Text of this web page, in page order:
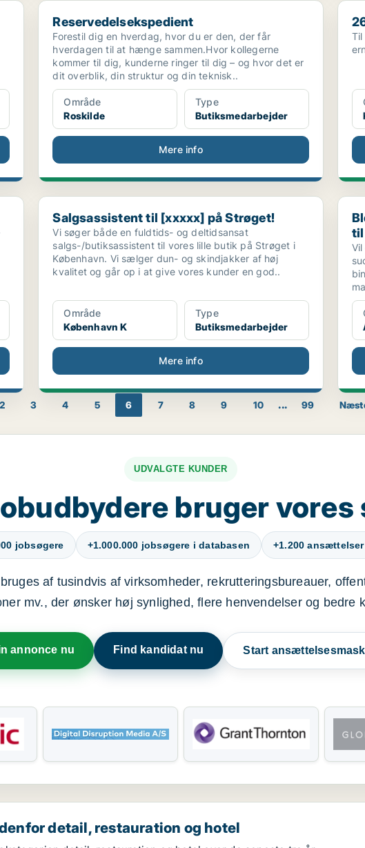
Reservedelsekspedient
Reservedelsekspedient
Forestil dig en hverdag, hvor du er den, der får
hverdagen til at hænge sammen.Hvor kollegerne
kommer til dig, kunderne ringer til dig – og hvor det er
dit overblik, din struktur og din teknisk..
Område
Roskilde
Type
Butiksmedarbejder
Mere info
Salgsassistent til [xxxxx] på Strøget!
Salgsassistent til [xxxxx] på Strøget!
Vi søger både en fuldtids- og deltidsansat
salgs-/butiksassistent til vores lille butik på Strøget i
København. Vi sælger dun- og skindjakker af høj
kvalitet og går op i at give vores kunder en god..
Område
København K
Type
Butiksmedarbejder
Mere info
til
2 3 4 5 6 7 8 9 10 ... 99
UDVALGTE KUNDER
bruger vores
jobsøgere +1.000.000 jobsøgere i databasen +1.200
af tusindvis af virksomheder, rekrutteringsbureauer,
mv., der ønsker høj synlighed, flere henvendelser og bedre
annonce nu Find kandidat nu Start
detail, restauration og hotel